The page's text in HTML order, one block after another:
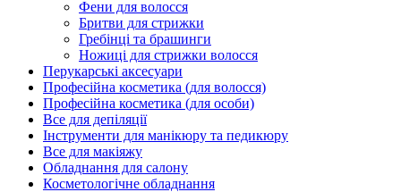
Фени для волосся
Бритви для стрижки
Гребінці та брашинги
Ножиці для стрижки волосся
Перукарські аксесуари
Професійна косметика (для волосся)
Професійна косметика (для особи)
Все для депіляції
Інструменти для манікюру та педикюру
Все для макіяжу
Обладнання для салону
Косметологічне обладнання